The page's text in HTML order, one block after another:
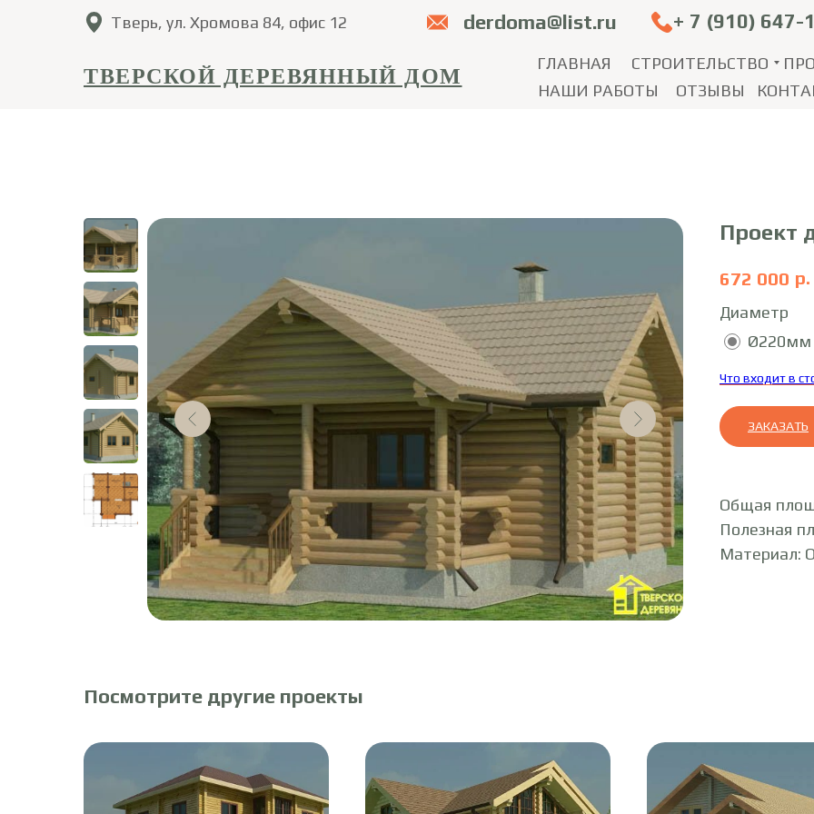
ГЛАВНАЯ СТРОИТЕЛЬСТВО
НАШИ РАБОТЫ
ОТЗЫВЫ
Тверь, ул. Хромова 84, офис 12 + 7 (910) 647-
derdoma@list.ru
ТВЕРСКОЙ ДЕРЕВЯННЫЙ ДОМ
Проект
672 000 р.
Диаметр
Ø220мм
Что входит в
ЗАКАЗАТЬ
Общая
Полезная
Материал:
Посмотрите другие проекты